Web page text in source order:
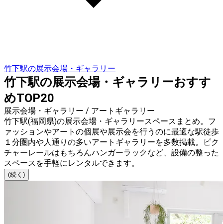
竹下駅の展示会場・ギャラリー
竹下駅の展示会場・ギャラリーおすす
めTOP20
展示会場・ギャラリー / アートギャラリー
竹下駅(福岡県)の展示会場・ギャラリースペースまとめ。フ
ァッションやアートの個展や展示会を行うのに最適な駅徒歩
１分圏内や人通りの多いアートギャラリーを多数掲載。ピク
チャーレールはもちろんハンガーラックなど、設備の整った
スペースを手軽にレンタルできます。
(続く)